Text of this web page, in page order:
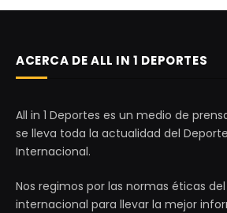
ACERCA DE ALL IN 1 DEPORTES
All in 1 Deportes es un medio de
se lleva toda la actualidad del
Internacional.
Nos regimos por las normas éticas
internacional para llevar la mejor